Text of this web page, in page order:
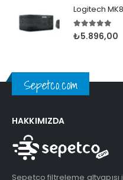
5.005
₺5.896,00
Sepetco.com
HAKKIMIZDA
Sepetco filtreleme